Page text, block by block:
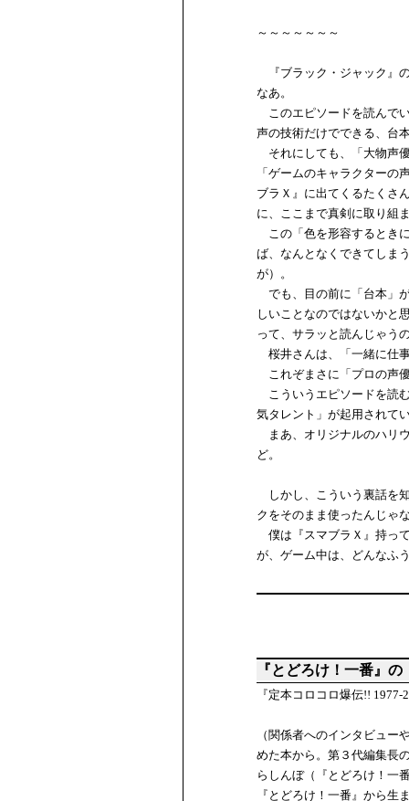
～～～～～～～
『ブラック・ジャック』
なあ。
このエピソードを読んで
声の技術だけでできる、台
それにしても、「大物声
「ゲームのキャラクター
ブラＸ』に出てくるたくさ
に、ここまで真剣に取り組
この「色を形容するとき
ば、なんとなくできてしま
が）。
でも、目の前に「台本」
しいことなのではないかと
って、サラッと読んじゃう
桜井さんは、「一緒に仕
これぞまさに「プロの声
こういうエピソードを読
気タレント」が起用されて
まあ、オリジナルのハリ
ど。
しかし、こういう裏話を
クをそのまま使ったんじゃ
僕は『スマブラＸ』持っ
が、ゲーム中は、どんなふ
『とどろけ！一番』
『定本コロコロ爆伝!!
（関係者へのインタビュ
めた本から。第３代編集長
らしんぼ（『とどろけ！一
『とどろけ！一番』から生